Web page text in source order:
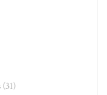
(31)